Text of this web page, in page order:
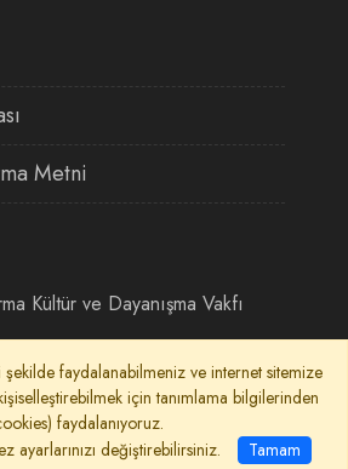
Metni
Kültür ve Dayanışma Vakfı
faydalanabilmeniz ve internet sitemize
için tanımlama bilgilerinden
faydalanıyoruz.
ayarlarınızı değiştirebilirsiniz.
Tamam